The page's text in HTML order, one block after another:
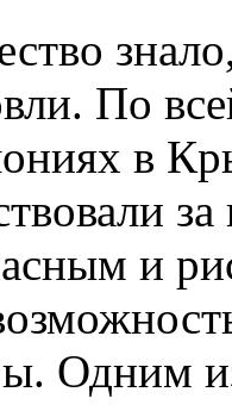
По
в
и
Одним